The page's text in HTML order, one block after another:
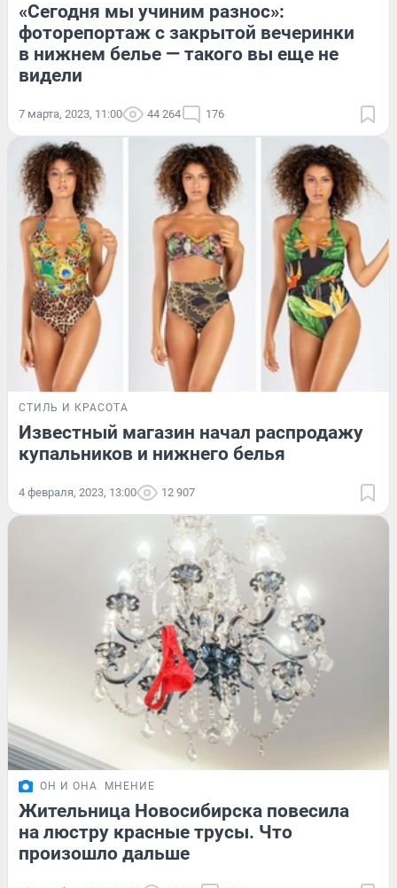
«Сегодня мы учиним разнос»:
фоторепортаж с закрытой вечеринки
в нижнем белье — такого вы еще не
видели
7 марта, 2023, 11:00 44 264 176
СТИЛЬ И КРАСОТА
Известный магазин начал распродажу
купальников и нижнего белья
4 февраля, 2023, 13:00 12 907
ОН И ОНА МНЕНИЕ
Жительница Новосибирска повесила
на люстру красные трусы. Что
произошло дальше